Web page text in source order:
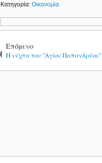
Κατηγορία:Οικονομία
Επόμενο
Η νύχτα του ''Αγίου Παπανδρέου''